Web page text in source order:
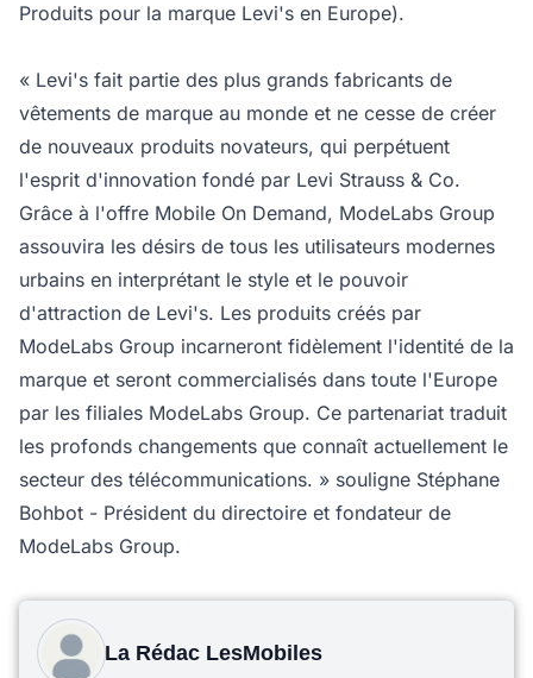
Produits pour la marque Levi's en Europe).
« Levi's fait partie des plus grands fabricants de
vêtements de marque au monde et ne cesse de créer
de nouveaux produits novateurs, qui perpétuent
l'esprit d'innovation fondé par Levi Strauss & Co.
Grâce à l'offre Mobile On Demand, ModeLabs Group
assouvira les désirs de tous les utilisateurs modernes
urbains en interprétant le style et le pouvoir
d'attraction de Levi's. Les produits créés par
ModeLabs Group incarneront fidèlement l'identité de la
marque et seront commercialisés dans toute l'Europe
par les filiales ModeLabs Group. Ce partenariat traduit
les profonds changements que connaît actuellement le
secteur des télécommunications. » souligne Stéphane
Bohbot - Président du directoire et fondateur de
ModeLabs Group.
La Rédac LesMobiles